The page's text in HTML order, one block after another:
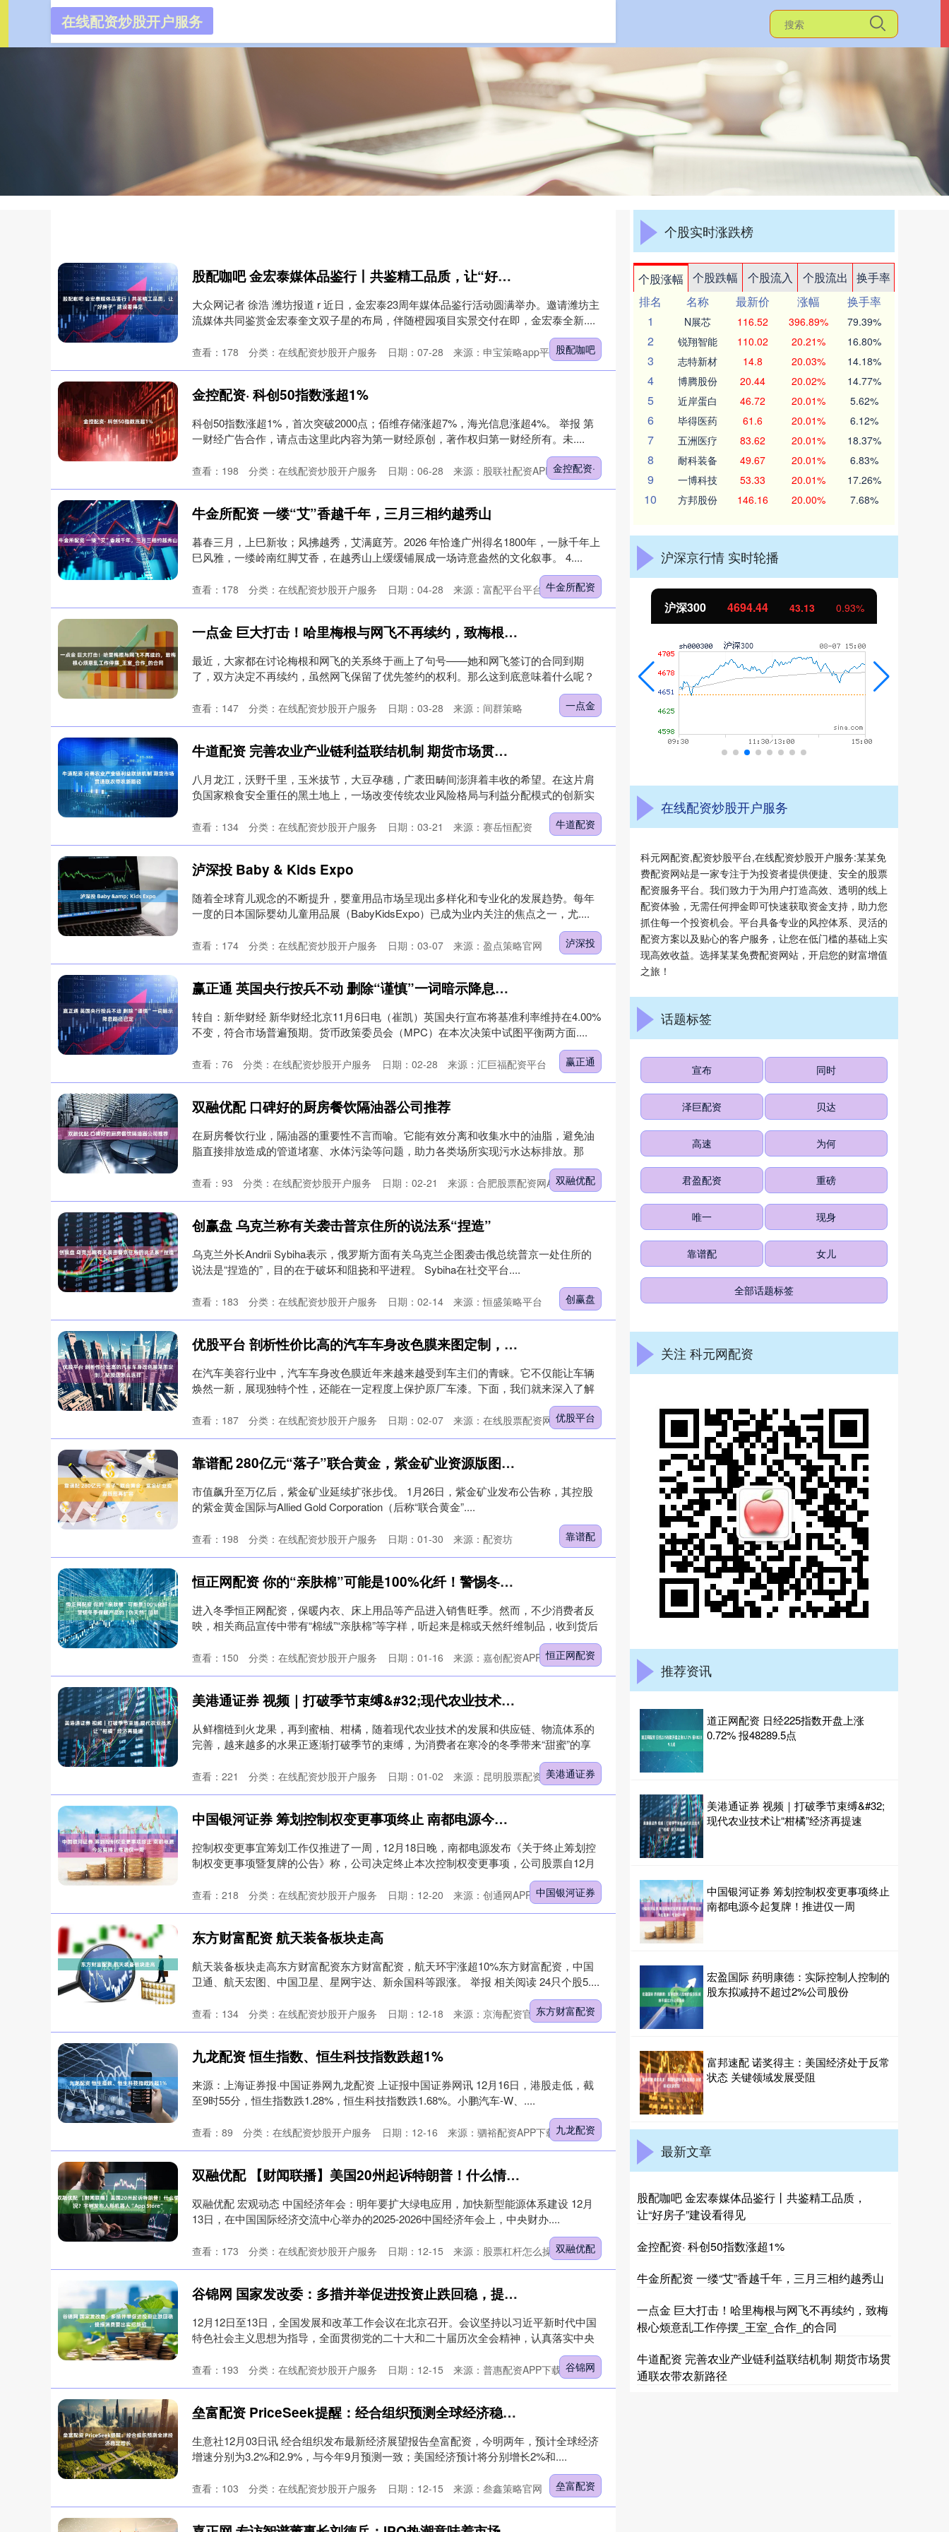
在线配资炒股开户服务
股配咖吧 金宏泰媒体品鉴行丨共鉴精工品质，让“好房子”建设看得见
大众网记者 徐浩 潍坊报道 r 近日，金宏泰23周年媒体品鉴行活动圆满举办。邀请潍坊主
流媒体共同鉴赏金宏泰奎文双子星的布局，伴随橙园项目实景交付在即，金宏泰全新....
股配咖吧
日期：07-28 来源：申宝策略app平台
查看： 178 分类： 在线配资炒股开户服务
金控配资· 科创50指数涨超1%
科创50指数涨超1%，首次突破2000点；佰维存储涨超7%，海光信息涨超4%。 举报 第
一财经广告合作，请点击这里此内容为第一财经原创，著作权归第一财经所有。未....
金控配资·
日期：06-28 来源：股联社配资APP下载
查看： 198 分类： 在线配资炒股开户服务
牛金所配资 一缕“艾”香越千年，三月三相约越秀山
暮春三月，上巳新妆；风拂越秀，艾满庭芳。2026 年恰逢广州得名1800年，一脉千年上
巳风雅，一缕岭南红脚艾香，在越秀山上缓缓铺展成一场诗意盎然的文化叙事。 4....
牛金所配资
日期：04-28 来源：富配平台平台
查看： 178 分类： 在线配资炒股开户服务
一点金 巨大打击！哈里梅根与网飞不再续约，致梅根心烦意乱工作停摆_王室_合作_的合同
最近，大家都在讨论梅根和网飞的关系终于画上了句号——她和网飞签订的合同到期
了，双方决定不再续约，虽然网飞保留了优先签约的权利。那么这到底意味着什么呢？
一点金
日期：03-28 来源：间群策略
查看： 147 分类： 在线配资炒股开户服务
牛道配资 完善农业产业链利益联结机制 期货市场贯通联农带农新路径
八月龙江，沃野千里，玉米拔节，大豆孕穗，广袤田畴间澎湃着丰收的希望。在这片肩
负国家粮食安全重任的黑土地上，一场改变传统农业风险格局与利益分配模式的创新实
牛道配资
日期：03-21 来源：赛岳恒配资
查看： 134 分类： 在线配资炒股开户服务
泸深投 Baby & Kids Expo
随着全球育儿观念的不断提升，婴童用品市场呈现出多样化和专业化的发展趋势。每年
一度的日本国际婴幼儿童用品展（BabyKidsExpo）已成为业内关注的焦点之一，尤....
泸深投
日期：03-07 来源：盈点策略官网
查看： 174 分类： 在线配资炒股开户服务
赢正通 英国央行按兵不动 删除“谨慎”一词暗示降息路径已定
转自：新华财经 新华财经北京11月6日电（崔凯）英国央行宣布将基准利率维持在4.00%
不变，符合市场普遍预期。货币政策委员会（MPC）在本次决策中试图平衡两方面....
赢正通
日期：02-28 来源：汇巨福配资平台
查看： 76 分类： 在线配资炒股开户服务
双融优配 口碑好的厨房餐饮隔油器公司推荐
在厨房餐饮行业，隔油器的重要性不言而喻。它能有效分离和收集水中的油脂，避免油
脂直接排放造成的管道堵塞、水体污染等问题，助力各类场所实现污水达标排放。那
双融优配
日期：02-21 来源：合肥股票配资网APP下载
查看： 93 分类： 在线配资炒股开户服务
创赢盘 乌克兰称有关袭击普京住所的说法系“捏造”
乌克兰外长Andrii Sybiha表示，俄罗斯方面有关乌克兰企图袭击俄总统普京一处住所的
说法是“捏造的”，目的在于破坏和阻挠和平进程。 Sybiha在社交平台....
创赢盘
日期：02-14 来源：恒盛策略平台
查看： 183 分类： 在线配资炒股开户服务
优股平台 剖析性价比高的汽车车身改色膜来图定制，贴膜店怎么选择
在汽车美容行业中，汽车车身改色膜近年来越来越受到车主们的青睐。它不仅能让车辆
焕然一新，展现独特个性，还能在一定程度上保护原厂车漆。下面，我们就来深入了解
优股平台
日期：02-07 来源：在线股票配资网官网
查看： 187 分类： 在线配资炒股开户服务
靠谱配 280亿元“落子”联合黄金，紫金矿业资源版图再扩容
市值飙升至万亿后，紫金矿业延续扩张步伐。 1月26日，紫金矿业发布公告称，其控股
的紫金黄金国际与Allied Gold Corporation（后称“联合黄金”....
靠谱配
日期：01-30 来源：配资坊
查看： 198 分类： 在线配资炒股开户服务
恒正网配资 你的“亲肤棉”可能是100%化纤！警惕冬季保暖产品的“伪天然”陷阱
进入冬季恒正网配资，保暖内衣、床上用品等产品进入销售旺季。然而，不少消费者反
映，相关商品宣传中带有“棉绒”“亲肤棉”等字样，听起来是棉或天然纤维制品，收到货后
恒正网配资
日期：01-16 来源：嘉创配资APP下载
查看： 150 分类： 在线配资炒股开户服务
美港通证券 视频｜打破季节束缚&#32;现代农业技术让“柑橘”经济再提速
从鲜榴梿到火龙果，再到蜜柚、柑橘，随着现代农业技术的发展和供应链、物流体系的
完善，越来越多的水果正逐渐打破季节的束缚，为消费者在寒冷的冬季带来“甜蜜”的享
美港通证券
日期：01-02 来源：昆明股票配资网官网
查看： 221 分类： 在线配资炒股开户服务
中国银河证券 筹划控制权变更事项终止 南都电源今起复牌！推进仅一周
控制权变更事宜筹划工作仅推进了一周，12月18日晚，南都电源发布《关于终止筹划控
制权变更事项暨复牌的公告》称，公司决定终止本次控制权变更事项，公司股票自12月
中国银河证券
日期：12-20 来源：创通网APP下载
查看： 218 分类： 在线配资炒股开户服务
东方财富配资 航天装备板块走高
航天装备板块走高东方财富配资东方财富配资，航天环宇涨超10%东方财富配资，中国
卫通、航天宏图、中国卫星、星网宇达、新余国科等跟涨。 举报 相关阅读 24只个股5....
东方财富配资
日期：12-18 来源：京海配资官网APP下载
查看： 134 分类： 在线配资炒股开户服务
九龙配资 恒生指数、恒生科技指数跌超1%
来源：上海证券报·中国证券网九龙配资 上证报中国证券网讯 12月16日，港股走低，截
至9时55分，恒生指数跌1.28%，恒生科技指数跌1.68%。小鹏汽车-W、....
九龙配资
日期：12-16 来源：驷裕配资APP下载
查看： 89 分类： 在线配资炒股开户服务
双融优配 【财闻联播】美国20州起诉特朗普！什么情况？宇树发布人形机器人“App Store”
双融优配 宏观动态 中国经济年会：明年要扩大绿电应用，加快新型能源体系建设 12月
13日，在中国国际经济交流中心举办的2025-2026中国经济年会上，中央财办....
双融优配
日期：12-15 来源：股票杠杆怎么操作官网
查看： 173 分类： 在线配资炒股开户服务
谷锦网 国家发改委：多措并举促进投资止跌回稳，提振消费要出实招新招
12月12日至13日，全国发展和改革工作会议在北京召开。会议坚持以习近平新时代中国
特色社会主义思想为指导，全面贯彻党的二十大和二十届历次全会精神，认真落实中央
谷锦网
日期：12-15 来源：普惠配资APP下载
查看： 193 分类： 在线配资炒股开户服务
垒富配资 PriceSeek提醒：经合组织预测全球经济稳定增长
生意社12月03日讯 经合组织发布最新经济展望报告垒富配资，今明两年，预计全球经济
增速分别为3.2%和2.9%，与今年9月预测一致；美国经济预计将分别增长2%和....
垒富配资
日期：12-15 来源：叁鑫策略官网
查看： 103 分类： 在线配资炒股开户服务
个股实时涨跌榜
个股涨幅 个股跌幅 个股流入 个股流出
换手率
排名
名称 最新价 涨幅
换手率
1
N展芯 116.52 396.89% 79.39%
2 锐翔智能 110.02 20.21% 16.80%
3 志特新材 14.8 20.03% 14.18%
4 博腾股份 20.44 20.02% 14.77%
5 近岸蛋白 46.72 20.01% 5.62%
6 毕得医药 61.6 20.01% 6.12%
7 五洲医疗 83.62 20.01% 18.37%
8 耐科装备 49.67 20.01% 6.83%
9 一博科技 53.33 20.01% 17.26%
10 方邦股份 146.16 20.00% 7.68%
沪深京行情 实时轮播
2.13% 上证指数 3940.04 39.68 1.02% 深证成指 14311.01 200.89 1.42% 沪深300 4694.44 43.13 0.93%
在线配资炒股开户服务
科元网配资,配资炒股平台,在线配资炒股开户服务:某某免
费配资网站是一家专注于为投资者提供便捷、安全的股票
配资服务平台。我们致力于为用户打造高效、透明的线上
配资体验，无需任何押金即可快速获取资金支持，助力您
抓住每一个投资机会。平台具备专业的风控体系、灵活的
配资方案以及贴心的客户服务，让您在低门槛的基础上实
现高效收益。选择某某免费配资网站，开启您的财富增值
之旅！
话题标签
宣布 同时
泽巨配资 贝达
高速 为何
君盈配资 重磅
唯一 现身
靠谱配 女儿
全部话题标签
关注 科元网配资
推荐资讯
道正网配资 日经225指数开盘上涨
0.72% 报48289.5点
美港通证券 视频｜打破季节束缚&#32;
现代农业技术让“柑橘”经济再提速
中国银河证券 筹划控制权变更事项终止
南都电源今起复牌！推进仅一周
宏盈国际 药明康德：实际控制人控制的
股东拟减持不超过2%公司股份
富邦速配 诺奖得主：美国经济处于反常
状态 关键领域发展受阻
最新文章
股配咖吧 金宏泰媒体品鉴行丨共鉴精工品质，
让“好房子”建设看得见
金控配资· 科创50指数涨超1%
牛金所配资 一缕“艾”香越千年，三月三相约越秀山
一点金 巨大打击！哈里梅根与网飞不再续约，致梅
根心烦意乱工作停摆_王室_合作_的合同
牛道配资 完善农业产业链利益联结机制 期货市场贯
通联农带农新路径